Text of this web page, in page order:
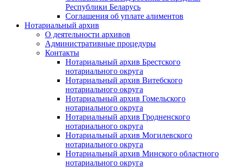
Республики Беларусь
Соглашения об уплате алиментов
Нотариальный архив
О деятельности архивов
Административные процедуры
Контакты
Нотариальный архив Брестского
нотариального округа
Нотариальный архив Витебского
нотариального округа
Нотариальный архив Гомельского
нотариального округа
Нотариальный архив Гродненского
нотариального округа
Нотариальный архив Могилевского
нотариального округа
Нотариальный архив Минского областного
нотариального округа